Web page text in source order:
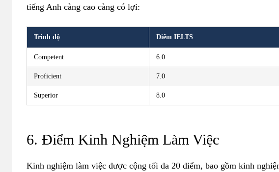
tiếng Anh càng cao càng có lợi:
Trình độ Điểm IELTS
Competent 6.0
Proficient 7.0
Superior 8.0
6. Điểm Kinh Nghiệm Làm Việc
Kinh nghiệm làm việc được cộng tối đa 20 điểm, bao gồm kinh